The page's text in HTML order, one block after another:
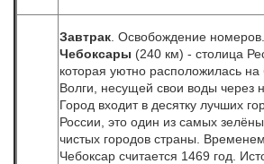
Завтрак . Освобождение номеров.
Чебоксары (240 км) - столица
которая уютно расположилась на
Волги, несущей свои воды через
Город входит в десятку лучших
России, это один из самых
чистых городов страны.
Чебоксар считается 1469 год.